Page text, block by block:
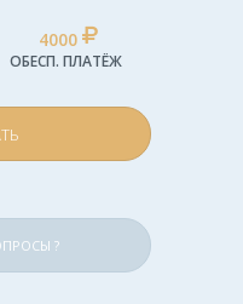
4000
ОБЕСП. ПЛАТЁЖ
?